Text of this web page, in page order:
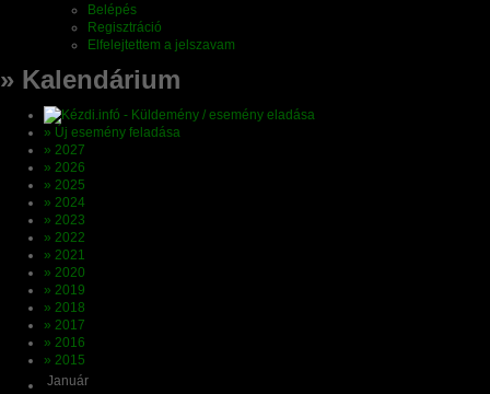
Belépés
Regisztráció
Elfelejtettem a jelszavam
» Kalendárium
» Új esemény feladása
» 2027
» 2026
» 2025
» 2024
» 2023
» 2022
» 2021
» 2020
» 2019
» 2018
» 2017
» 2016
» 2015
Január